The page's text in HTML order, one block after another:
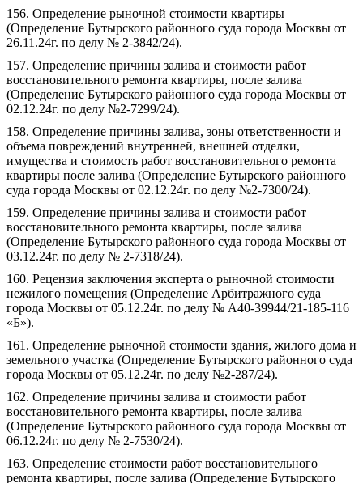
156. Определение рыночной стоимости квартиры
(Определение Бутырского районного суда города Москвы от
26.11.24г. по делу № 2-3842/24).
157. Определение причины залива и стоимости работ
восстановительного ремонта квартиры, после залива
(Определение Бутырского районного суда города Москвы от
02.12.24г. по делу №2-7299/24).
158. Определение причины залива, зоны ответственности и
объема повреждений внутренней, внешней отделки,
имущества и стоимость работ восстановительного ремонта
квартиры после залива (Определение Бутырского районного
суда города Москвы от 02.12.24г. по делу №2-7300/24).
159. Определение причины залива и стоимости работ
восстановительного ремонта квартиры, после залива
(Определение Бутырского районного суда города Москвы от
03.12.24г. по делу № 2-7318/24).
160. Рецензия заключения эксперта о рыночной стоимости
нежилого помещения (Определение Арбитражного суда
города Москвы от 05.12.24г. по делу № А40-39944/21-185-116
«Б»).
161. Определение рыночной стоимости здания, жилого дома и
земельного участка (Определение Бутырского районного суда
города Москвы от 05.12.24г. по делу №2-287/24).
162. Определение причины залива и стоимости работ
восстановительного ремонта квартиры, после залива
(Определение Бутырского районного суда города Москвы от
06.12.24г. по делу № 2-7530/24).
163. Определение стоимости работ восстановительного
ремонта квартиры, после залива (Определение Бутырского